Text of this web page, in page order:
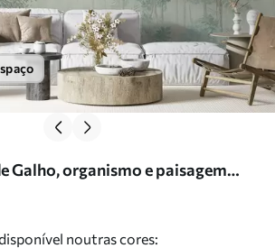
Galho, organismo e paisagem
noutras cores: